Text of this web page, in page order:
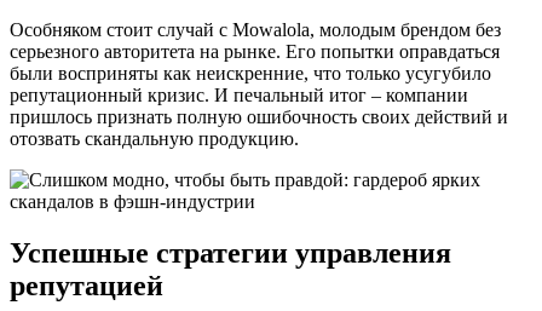
Особняком стоит случай с Моwalola, молодым брендом без
серьезного авторитета на рынке. Его попытки оправдаться
были восприняты как неискренние, что только усугубило
репутационный кризис. И печальный итог – компании
пришлось признать полную ошибочность своих действий и
отозвать скандальную продукцию.
Успешные стратегии управления
репутацией